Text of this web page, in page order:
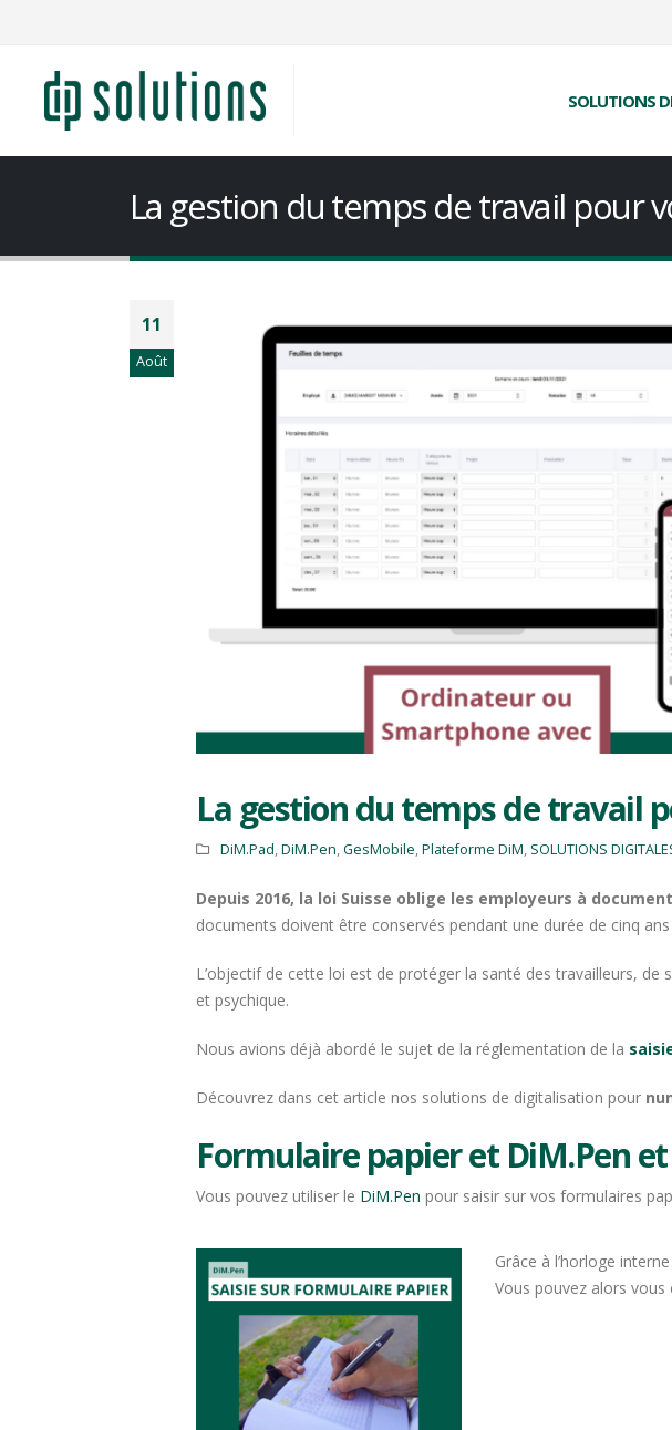
SOLUTIONS
La gestion du temps de travail pour
11
Août
La gestion du temps de travail
DiM.Pad,DiM.Pen,GesMobile,Plateforme DiM, SOLUTIONS
Depuis 2016, la loi Suisse oblige les employeurs à
documents doivent être conservés pendant une durée de cinq
L’objectif de cette loi est de protéger la santé des travailleurs,
et psychique.
Nous avions déjà abordé le sujet de la réglementation de la
Découvrez dans cet article nos solutions de digitalisation pour
Formulaire papier et DiM.Pen
Vous pouvez utiliser le DiM.Pen pour saisir sur vos formulaires
Grâce à l’horloge
Vous pouvez alors vous